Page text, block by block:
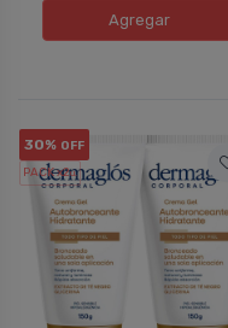
Agregar
30% OFF
PACK x2u.